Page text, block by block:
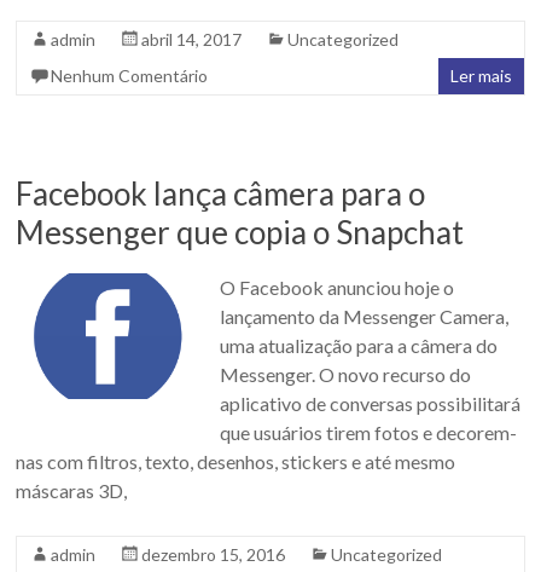
admin abril 14, 2017
Uncategorized
Nenhum Comentário
Ler mais
Facebook lança câmera para o
Messenger que copia o Snapchat
O Facebook anunciou hoje o
lançamento da Messenger Camera,
uma atualização para a câmera do
Messenger. O novo recurso do
aplicativo de conversas possibilitará
que usuários tirem fotos e decorem-
nas com filtros, texto, desenhos, stickers e até mesmo
máscaras 3D,
admin dezembro 15, 2016
Uncategorized